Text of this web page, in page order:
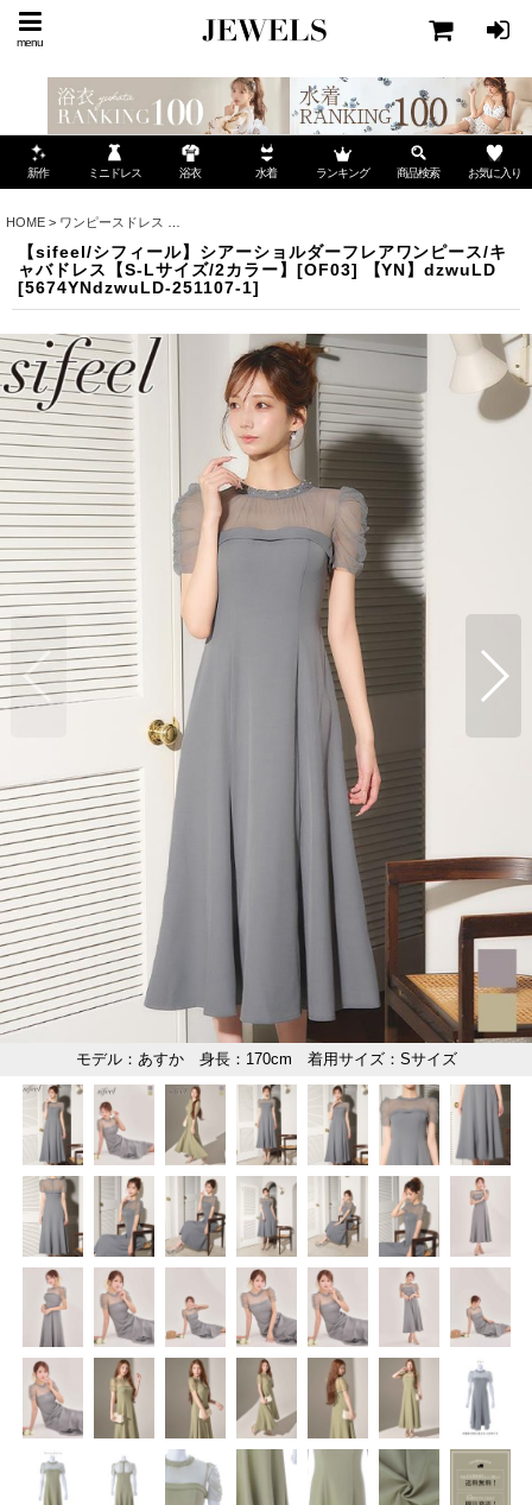
menu
新作 ミニドレス 浴衣 水着 ランキング 商品検索 お気に入り
HOME > ワンピースドレス
【sifeel/シフィール】シアーショルダーフレアワンピース/キ
ャバドレス【S-Lサイズ/2カラー】[OF03] 【YN】dzwuLD
[5674YNdzwuLD-251107-1]